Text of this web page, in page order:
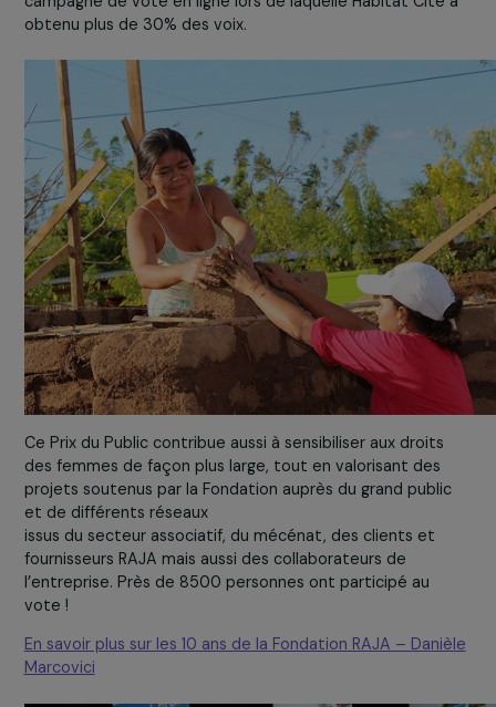
LE PREMIER PRIX DU PUBLIC
Organisé pour la première fois, un Prix du public
10
000€a été remis à l’association Habitat Citéet à son
programme de formation à la construction en terre
destination des femmes du bidonville de Pantanal au
Nicaragua. Une belle récompense qui conclut une
campagne de vote en ligne lors de laquelle Habitat
obtenu plus de 30% des voix.